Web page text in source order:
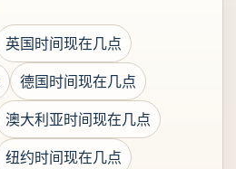
英国时间现在几点
德国时间现在几点
澳大利亚时间现在几点
纽约时间现在几点